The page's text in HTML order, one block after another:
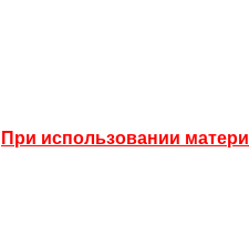
При использовании